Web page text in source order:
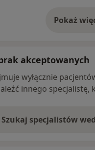
Pokaż o
akceptowanych
wyłącznie
innego
Szukaj specjalistów